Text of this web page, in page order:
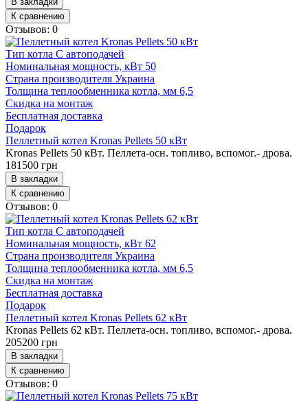
К сравнению
Отзывов: 0
Тип котла С автоподачей
Номинальная мощность, кВт 50
Страна производителя Украина
Толщина теплообменника котла, мм 6,5
Скидка на монтаж
Бесплатная доставка
Подарок
Пеллетный котел Kronas Pellets 50 кВт
Kronas Pellets 50 кВт. Пеллета-осн. топливо, вспомог.- дрова.
181500 грн
В закладки
К сравнению
Отзывов: 0
Тип котла С автоподачей
Номинальная мощность, кВт 62
Страна производителя Украина
Толщина теплообменника котла, мм 6,5
Скидка на монтаж
Бесплатная доставка
Подарок
Пеллетный котел Kronas Pellets 62 кВт
Kronas Pellets 62 кВт. Пеллета-осн. топливо, вспомог.- дрова.
205200 грн
В закладки
К сравнению
Отзывов: 0